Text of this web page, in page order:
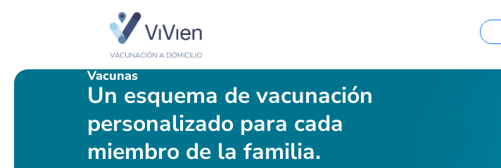
Vacunas
Un esquema de vacunación
personalizado para cada
miembro de la familia.